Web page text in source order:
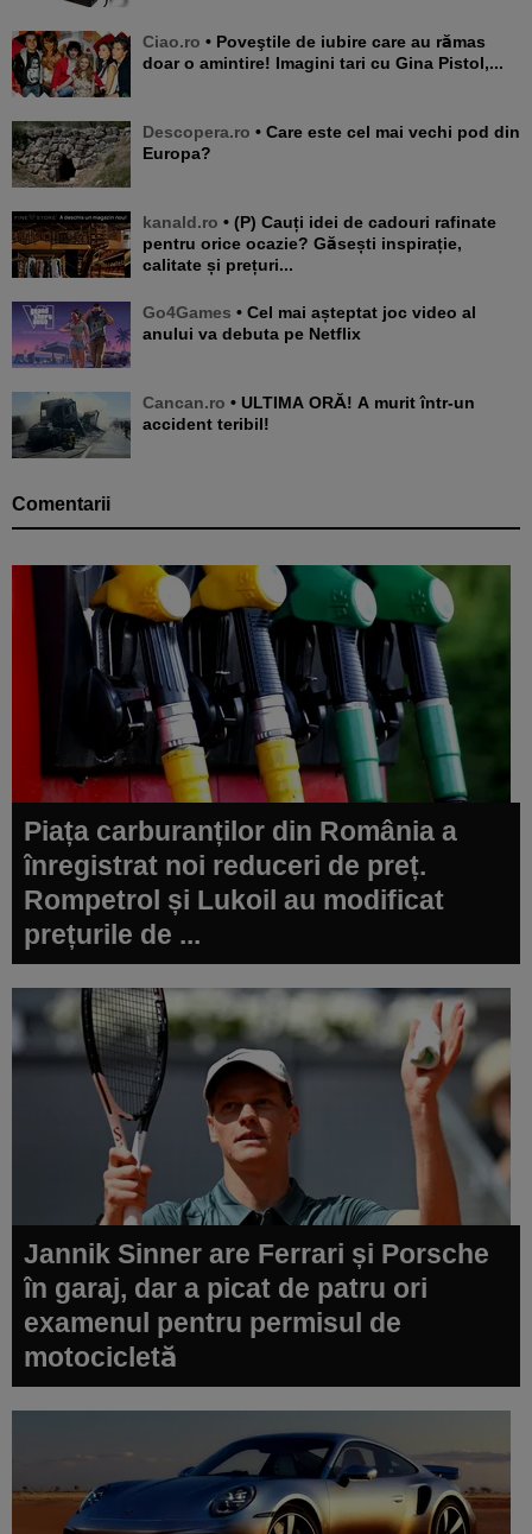
Ciao.ro • Poveştile de iubire care au rămas
doar o amintire! Imagini tari cu Gina Pistol,...
Descopera.ro • Care este cel mai vechi pod din
Europa?
kanald.ro • (P) Cauți idei de cadouri rafinate
pentru orice ocazie? Găsești inspirație,
calitate și prețuri...
Go4Games • Cel mai așteptat joc video al
anului va debuta pe Netflix
Cancan.ro • ULTIMA ORĂ! A murit într-un
accident teribil!
Comentarii
Piața carburanților din România a
înregistrat noi reduceri de preț.
Rompetrol și Lukoil au modificat
prețurile de ...
Jannik Sinner are Ferrari și Porsche
în garaj, dar a picat de patru ori
examenul pentru permisul de
motocicletă